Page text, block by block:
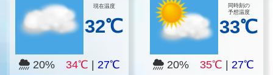
現在温度
32℃
20% 34℃ 27℃
同時刻の
予想温度
33℃
20%35℃ |27℃